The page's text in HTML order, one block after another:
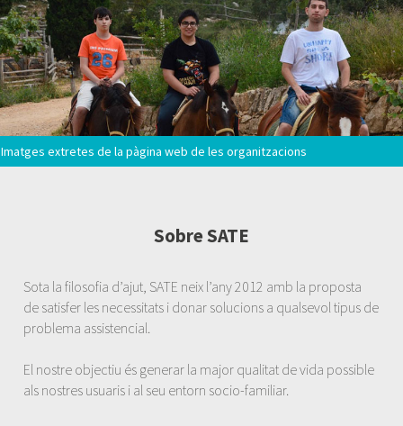
Imatges extretes de la pàgina web de les organitzacions
Sobre SATE
Sota la filosofia d’ajut, SATE neix l’any 2012 amb la proposta
de satisfer les necessitats i donar solucions a qualsevol tipus de
problema assistencial.
El nostre objectiu és generar la major qualitat de vida possible
als nostres usuaris i al seu entorn socio-familiar.